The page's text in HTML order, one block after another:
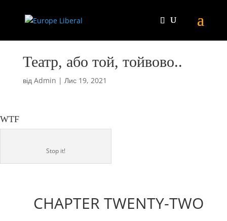
Театр, або той, тойвово..
від Admin | Лис 19, 2021
WTF
Stop it!
CHAPTER TWENTY-TWO